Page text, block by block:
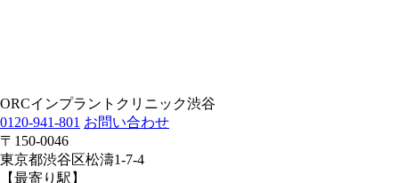
ORCインプラントクリニック渋谷
0120-941-801 お問い合わせ
〒150-0046
東京都渋谷区松濤1-7-4
【最寄り駅】